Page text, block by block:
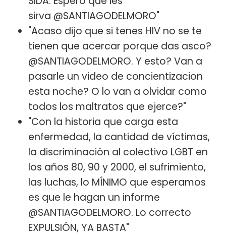
sirva @SANTIAGODELMORO"
"Acaso dijo que si tenes HIV no se te
tienen que acercar porque das asco?
@SANTIAGODELMORO. Y esto? Van a
pasarle un video de concientizacion
esta noche? O lo van a olvidar como
todos los maltratos que ejerce?"
"Con la historia que carga esta
enfermedad, la cantidad de víctimas,
la discriminación al colectivo LGBT en
los años 80, 90 y 2000, el sufrimiento,
las luchas, lo MÍNIMO que esperamos
es que le hagan un informe
@SANTIAGODELMORO. Lo correcto
EXPULSIÓN, YA BASTA"